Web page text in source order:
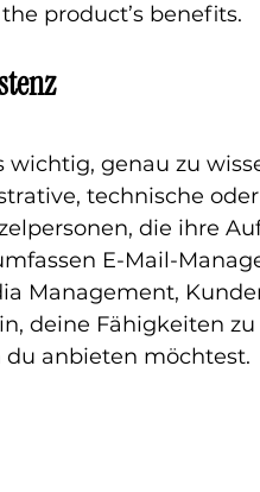
product’s benefits.
genau zu
technische
die ihre
E-Mail-
Management,
deine Fähigkeiten
anbieten möchtest.